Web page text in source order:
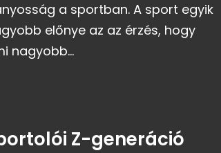
a sportban. A sport egyik
előnye az az érzés, hogy
nagyobb...
Z-generáció